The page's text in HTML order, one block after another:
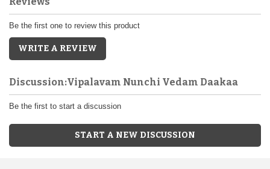
Be the first one to review this product
WRITE A REVIEW
Discussion:Vipalavam Nunchi Vedam Daakaa
Be the first to start a discussion
START A NEW DISCUSSION